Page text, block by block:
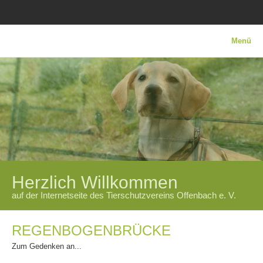
Menü
REGENBOGENBRÜCKE
Zum Gedenken an...